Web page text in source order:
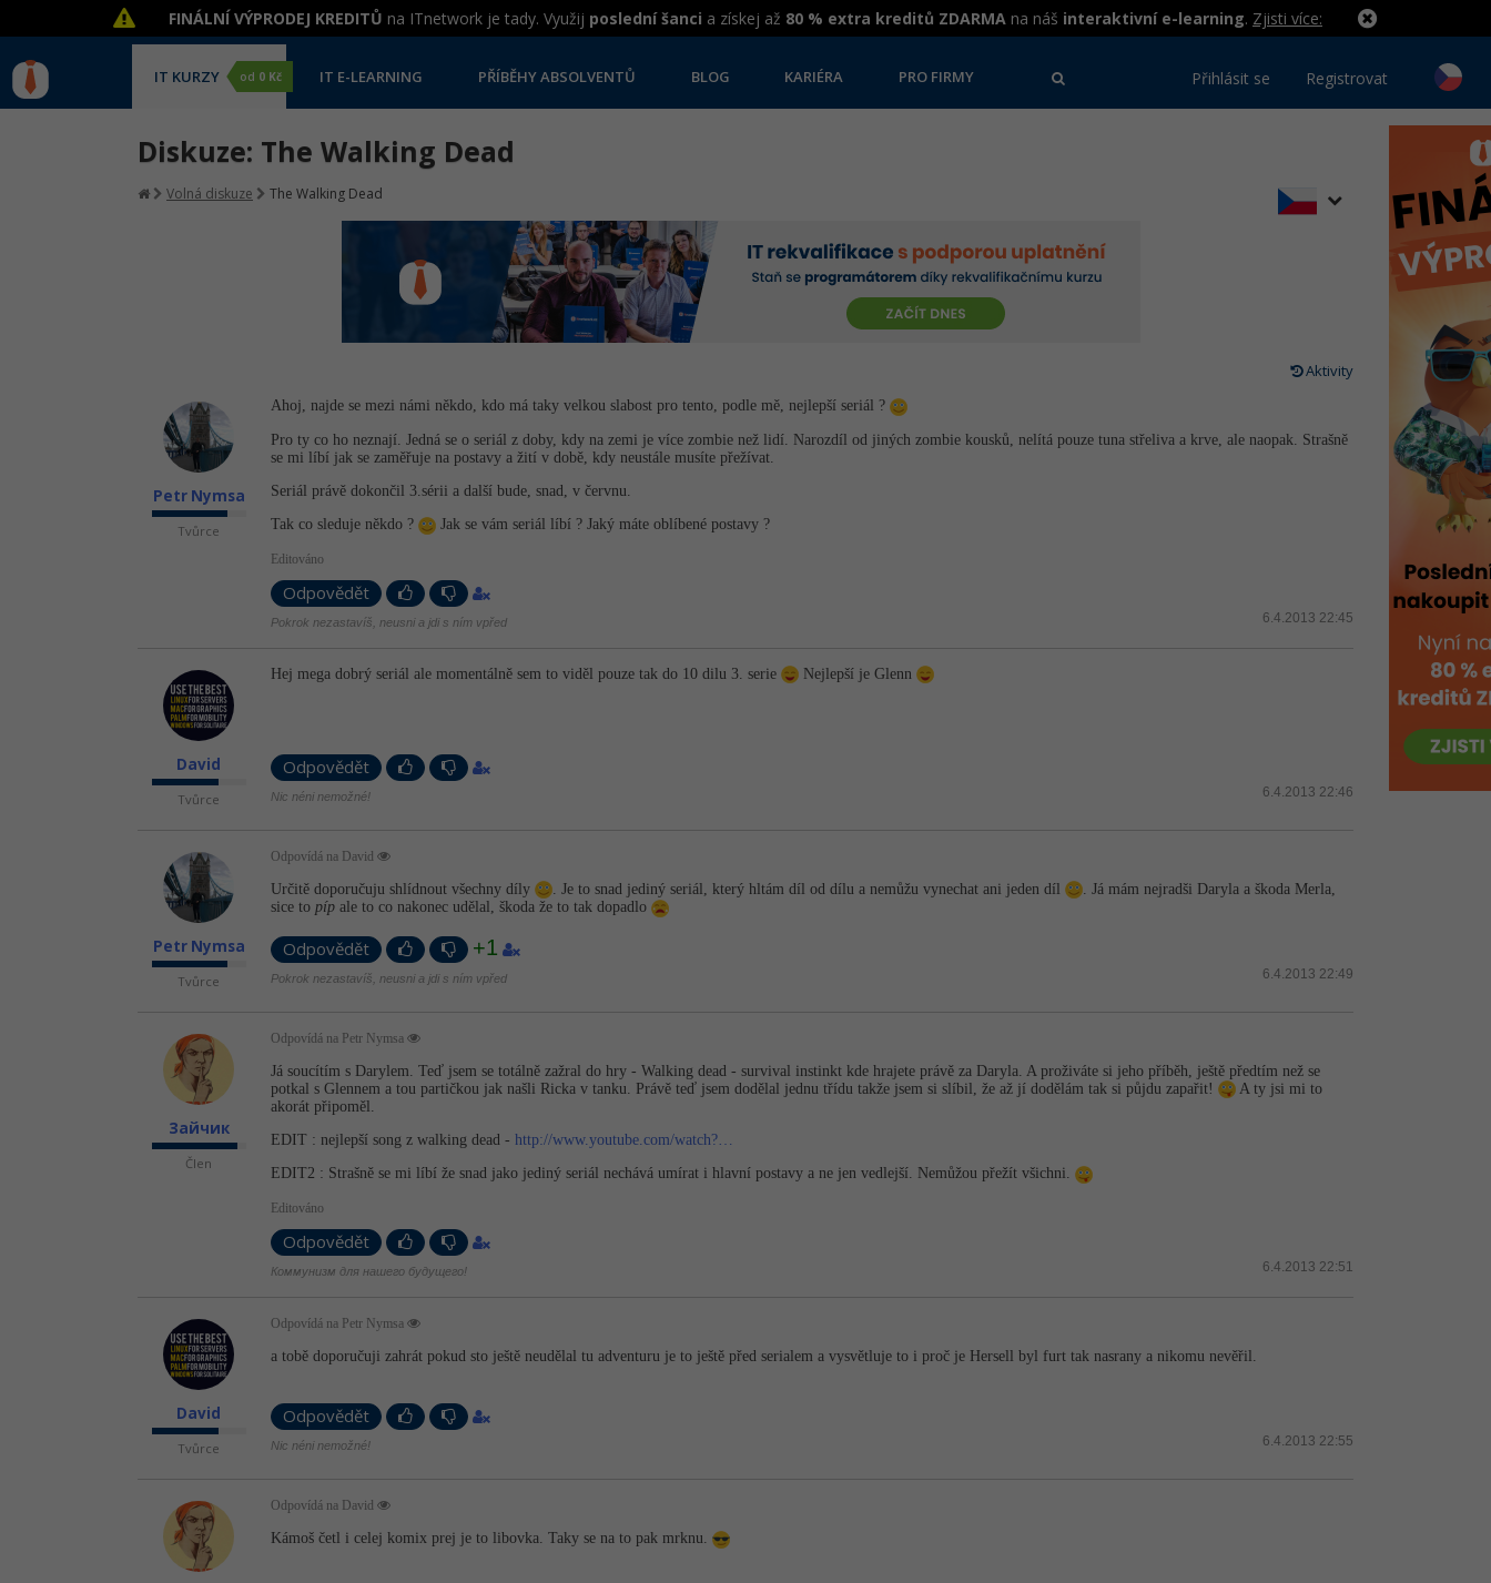
FINÁLNÍ VÝPRODEJ KREDITŮ na ITnetwork je tady. Využij poslední šanci a získej až 80 % extra kreditů ZDARMA na náš interaktivní e-learning. Zjisti více:
IT KURZY od 0 Kč IT E-LEARNING PŘÍBĚHY ABSOLVENTŮ BLOG KARIÉRA PRO FIRMY Přihlásit se Registrovat
Diskuze: The Walking Dead
Volná diskuze The Walking Dead
Aktivity
Petr Nymsa
Tvůrce
Ahoj, najde se mezi námi někdo, kdo má taky velkou slabost pro tento, podle mě, nejlepší seriál ?
Pro ty co ho neznají. Jedná se o seriál z doby, kdy na zemi je více zombie než lidí. Narozdíl od jiných zombie kousků, nelítá pouze tuna střeliva a krve, ale naopak. Strašně
se mi líbí jak se zaměřuje na postavy a žití v době, kdy neustále musíte přežívat.
Seriál právě dokončil 3.sérii a další bude, snad, v červnu.
Tak co sleduje někdo ?
Jak se vám seriál líbí ? Jaký máte oblíbené postavy ?
Editováno
Odpovědět
6.4.2013 22:45
Pokrok nezastavíš, neusni a jdi s ním vpřed
David
Tvůrce
Hej mega dobrý seriál ale momentálně sem to viděl pouze tak do 10 dilu 3. serie Nejlepší je Glenn
Odpovědět
6.4.2013 22:46
Nic néni nemožné!
Petr Nymsa
Tvůrce
Odpovídá na David
Určitě doporučuju shlídnout všechny díly . Je to snad jediný seriál, který hltám díl od dílu a nemůžu vynechat ani jeden díl
. Já mám nejradši Daryla a škoda Merla,
sice to píp ale to co nakonec udělal, škoda že to tak dopadlo
Odpovědět +1
6.4.2013 22:49
Pokrok nezastavíš, neusni a jdi s ním vpřed
Зайчик
Člen
Odpovídá na Petr Nymsa
Já soucítím s Darylem. Teď jsem se totálně zažral do hry - Walking dead - survival instinkt kde hrajete právě za Daryla. A proživáte si jeho příběh, ještě předtím než se
potkal s Glennem a tou partičkou jak našli Ricka v tanku. Právě teď jsem dodělal jednu třídu takže jsem si slíbil, že až jí dodělám tak si půjdu zapařit!
A ty jsi mi to
akorát připoměl.
EDIT : nejlepší song z walking dead - http://www.youtube.com/watch?…
EDIT2 : Strašně se mi líbí že snad jako jediný seriál nechává umírat i hlavní postavy a ne jen vedlejší. Nemůžou přežít všichni.
Editováno
Odpovědět
6.4.2013 22:51
Коммунизм для нашего будущего!
David
Tvůrce
Odpovídá na Petr Nymsa
a tobě doporučuji zahrát pokud sto ještě neudělal tu adventuru je to ještě před serialem a vysvětluje to i proč je Hersell byl furt tak nasrany a nikomu nevěřil.
Odpovědět
6.4.2013 22:55
Nic néni nemožné!
Odpovídá na David
Kámoš četl i celej komix prej je to libovka. Taky se na to pak mrknu.